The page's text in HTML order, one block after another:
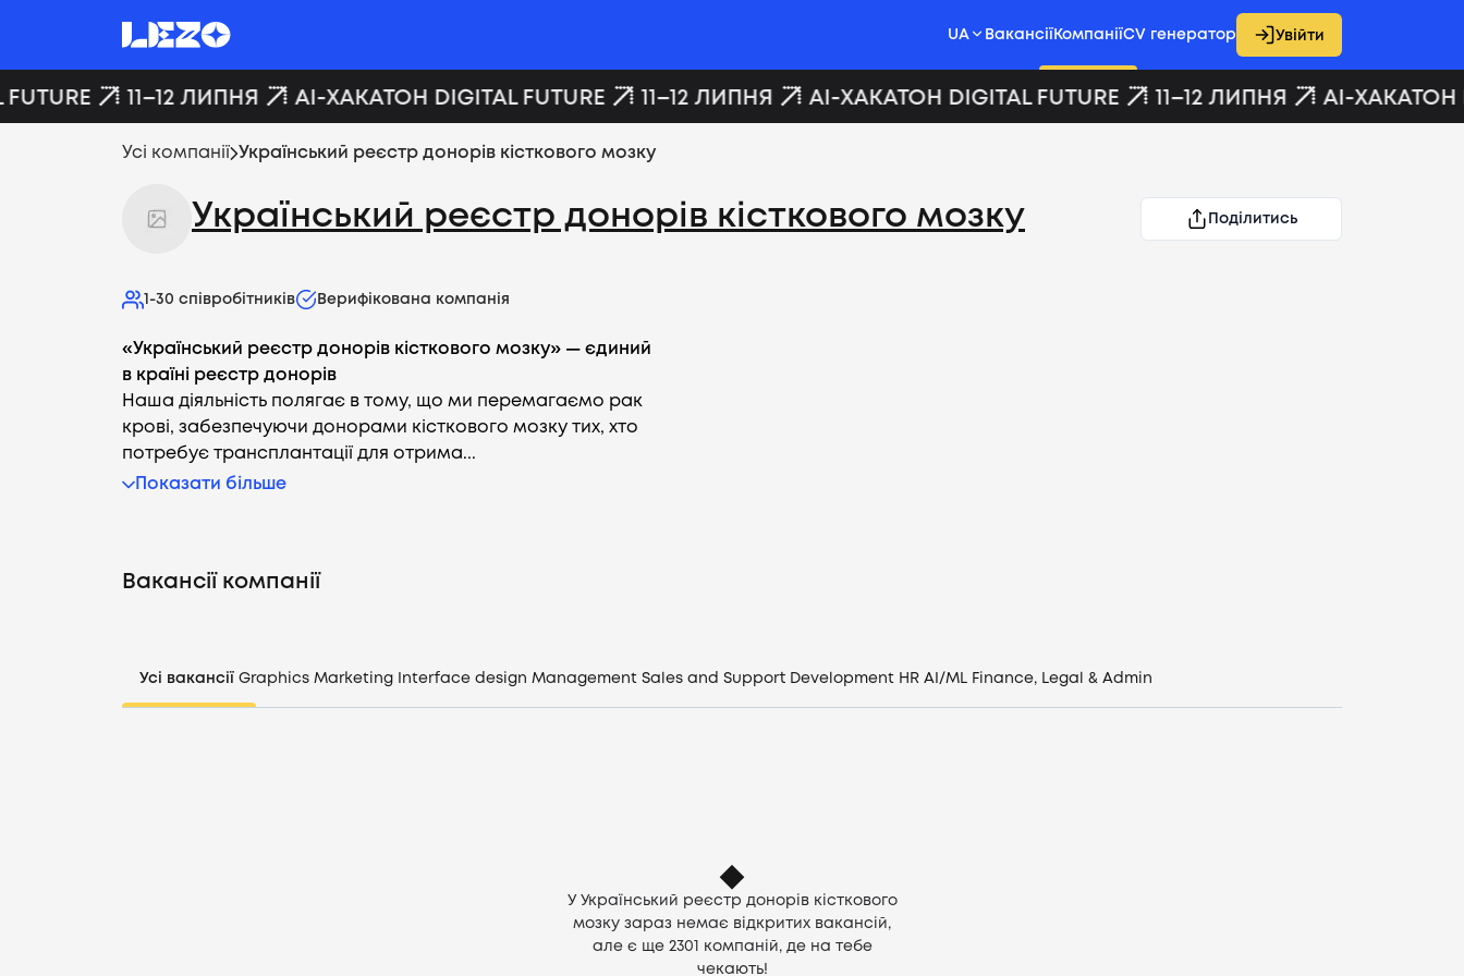
Увійти
UA Вакансії КомпаніїCV генератор Увійти
11–12 ЛИПНЯ AI-ХАКАТОН DIGITAL FUTURE 11–12 ЛИПНЯ AI-ХАКАТОН DIGITAL FUTURE 11–12 ЛИПНЯ AI-ХАКАТОН
Усі компанії Український реєстр донорів кісткового мозку
Український реєстр донорів кісткового мозку Поділитись
1-30 співробітників Верифікована компанія
«Український реєстр донорів кісткового мозку» — єдиний
в країні реєстр донорів
Наша діяльність полягає в тому, що ми перемагаємо рак
крові, забезпечуючи донорами кісткового мозку тих, хто
потребує трансплантації для отрима...
Показати більше
Вакансії компанії
Усі вакансії Graphics Marketing Interface design Management Sales and Support Development HR AI/ML Finance, Legal & Admin
У Український реєстр донорів кісткового
мозку зараз немає відкритих вакансій,
але є ще 2301
компаній, де на тебе
чекають!